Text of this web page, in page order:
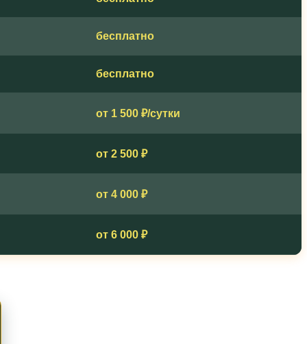
бесплатно
бесплатно
от 1 500 ₽/сутки
от 2 500 ₽
от 4 000 ₽
от 6 000 ₽